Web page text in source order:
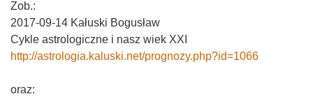
Zob.:
2017-09-14 Kałuski Bogusław
Cykle astrologiczne i nasz wiek XXI
http://astrologia.kaluski.net/prognozy.php?id=1066
oraz: